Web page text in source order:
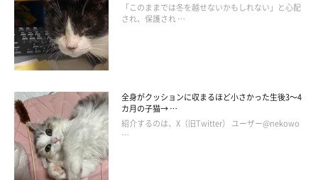
「このままでは冬を越せないかもしれない」と心配
され、保護され …
全身がクッションに収まるほど小さかった生後3～4
カ月の子猫→ …
紹介するのは、X（旧Twitter） ユーザー@nekowo
…